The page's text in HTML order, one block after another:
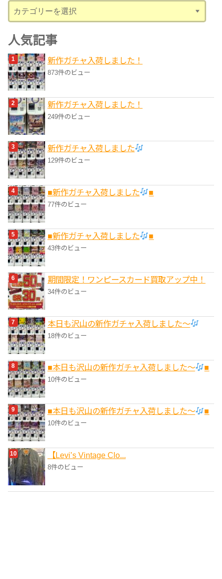
テ
ゴ
リ
ー
人気記事
新作ガチャ入荷しました！
873件のビュー
新作ガチャ入荷しました！
249件のビュー
新作ガチャ入荷しました
129件のビュー
■新作ガチャ入荷しました ■
77件のビュー
■新作ガチャ入荷しました ■
43件のビュー
期間限定！ワンピースカード買取アップ中！
34件のビュー
本日も沢山の新作ガチャ入荷しました〜
18件のビュー
■本日も沢山の新作ガチャ入荷しました〜 ■
10件のビュー
■本日も沢山の新作ガチャ入荷しました〜 ■
10件のビュー
【Levi’s Vintage Clo...
8件のビュー